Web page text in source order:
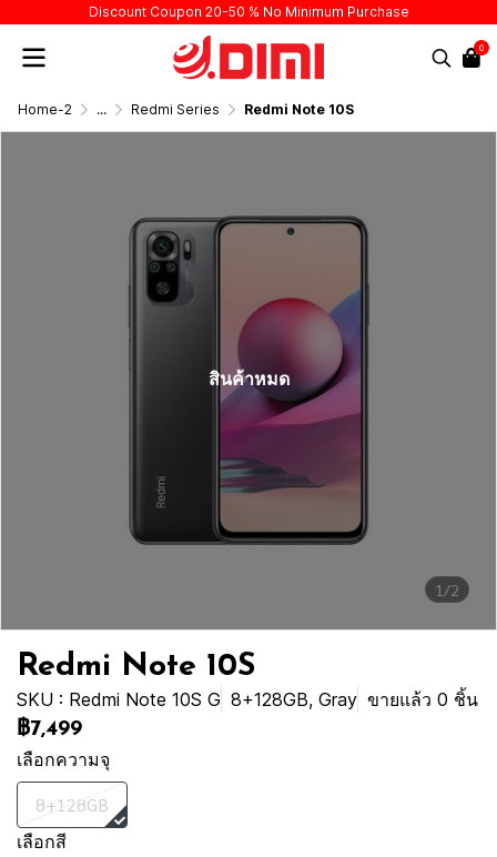
Discount Coupon 20-50 % No Minimum Purchase
0
Home-2 ... Redmi Series Redmi Note 10S
1/2
สินค้าหมด
Redmi Note 10S
SKU : Redmi Note 10S G 8+128GB, Gray ขายแล้ว 0 ชิ้น
฿7,499
เลือกความจุ
8+128GB
เลือกสี